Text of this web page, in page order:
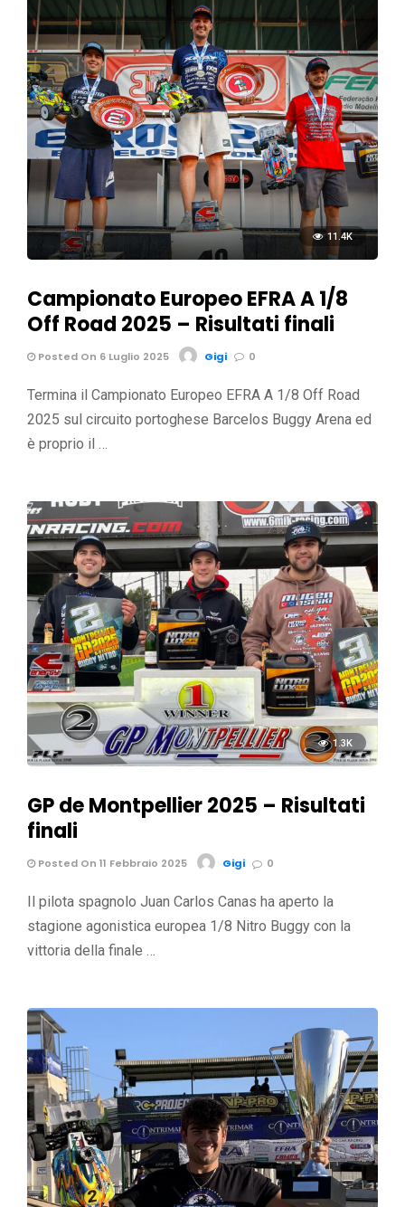
11.4K
Campionato Europeo EFRA A 1/8
Off Road 2025 – Risultati finali
Posted On 6 Luglio 2025 Gigi 0
Termina il Campionato Europeo EFRA A 1/8 Off Road
2025 sul circuito portoghese Barcelos Buggy Arena ed
è proprio il …
1.3K
GP de Montpellier 2025 – Risultati
finali
Posted On 11 Febbraio 2025 Gigi 0
Il pilota spagnolo Juan Carlos Canas ha aperto la
stagione agonistica europea 1/8 Nitro Buggy con la
vittoria della finale …